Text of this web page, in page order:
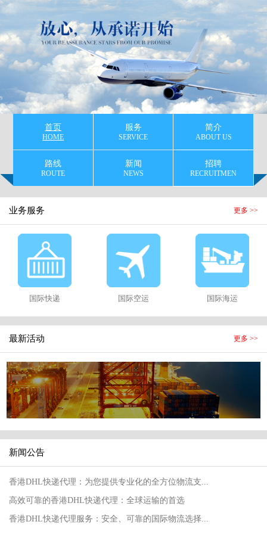
首页
HOME
服务
SERVICE
简介
ABOUT US
路线
ROUTE
新闻
NEWS
招聘
RECRUITMEN
业务服务 更多 >>
国际快递 国际空运 国际海运
最新活动 更多 >>
新闻公告
香港DHL快递代理：为您提供专业化的全方位物流支...
高效可靠的香港DHL快递代理：全球运输的首选
香港DHL快递代理服务：安全、可靠的国际物流选择...